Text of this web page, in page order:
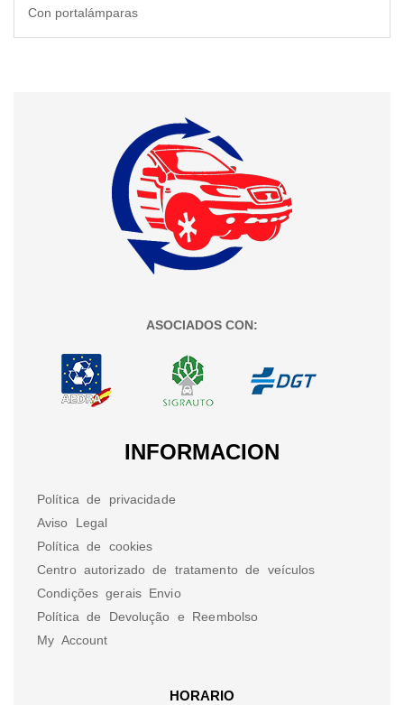
Con portalámparas
ASOCIADOS CON:
INFORMACION
Política de privacidade
Aviso Legal
Política de cookies
Centro autorizado de tratamento de veículos
Condições gerais Envio
Política de Devolução e Reembolso
My Account
HORARIO